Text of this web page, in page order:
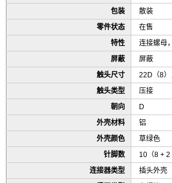
包装
散装
零件状态
在售
特性
连接螺母
屏蔽
屏蔽
触头尺寸
22D（8）
触头类型
压接
朝向
D
外壳材料
铝
外壳颜色
草绿色
针脚数
10（8 + 2
连接器类型
插头外壳